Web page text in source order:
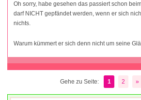
Oh sorry, habe gesehen das passiert schon
darf NICHT gepfändet werden, wenn er sich
nichts.
Warum kümmert er sich denn nicht um seine
Gehe zu Seite: 1 2 »